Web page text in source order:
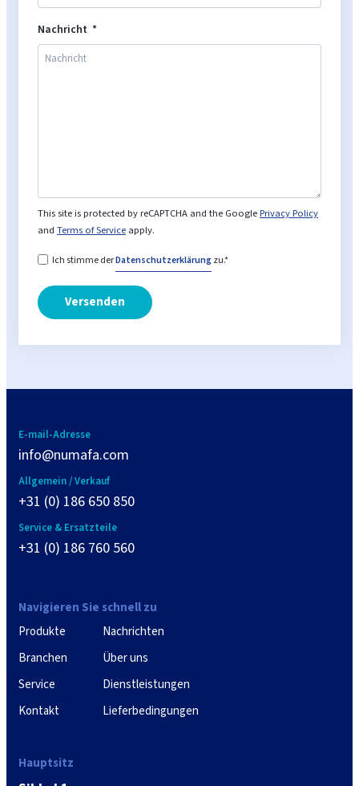
Nachricht
This site is protected by reCAPTCHA and the GooglePrivacy Policy
and Terms of Service apply.
Datenschutzerklärung
Ich stimme derDatenschutzerklärungzu.*
E-mail-Adresse
info@numafa.com
Allgemein / Verkauf
+31 (0) 186 650 850
Service & Ersatzteile
+31 (0) 186 760 560
Navigieren Sie schnell zu
Produkte
Branchen
Service
Kontakt
Nachrichten
Über uns
Dienstleistungen
Lieferbedingungen
Hauptsitz